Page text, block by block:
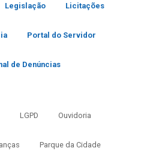
Legislação Licitações
Portal do Servidor
de Denúncias
LGPD Ouvidoria
Parque da Cidade